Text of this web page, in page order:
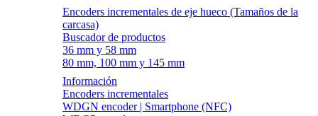
Encoders incrementales de eje hueco (Tamaños de la
carcasa)
Buscador de productos
36 mm y 58 mm
80 mm, 100 mm y 145 mm
Información
Encoders incrementales
WDGN encoder | Smartphone (NFC)